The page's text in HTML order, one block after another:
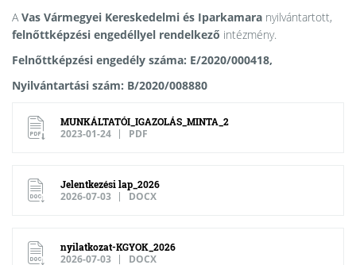
AVas Vármegyei Kereskedelmi és Iparkamara nyilvántartott,
felnőttképzési engedéllyel rendelkező intézmény.
Felnőttképzési engedély száma: E/2020/000418,
Nyilvántartási szám: B/2020/008880
MUNKÁLTATÓI_IGAZOLÁS_MINTA_2
2023-01-24 PDF
Jelentkezési lap_2026
2026-07-03 DOCX
nyilatkozat-KGYOK_2026
2026-07-03 DOCX